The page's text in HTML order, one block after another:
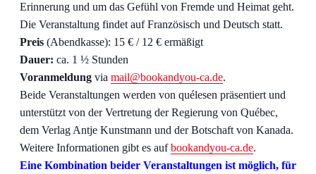
Erinnerung und um das Gefühl von Fremde und Heimat geht.
Die Veranstaltung findet auf Französisch und Deutsch statt.
Preis (Abendkasse): 15 € / 12 € ermäßigt
Dauer: ca. 1 ½ Stunden
Voranmeldung via mail@bookandyou-ca.de.
Beide Veranstaltungen werden von quélesen präsentiert und
unterstützt von der Vertretung der Regierung von Québec,
dem Verlag Antje Kunstmann und der Botschaft von Kanada.
Weitere Informationen gibt es aufbookandyou-ca.de.
Eine Kombination beider Veranstaltungen ist möglich, für